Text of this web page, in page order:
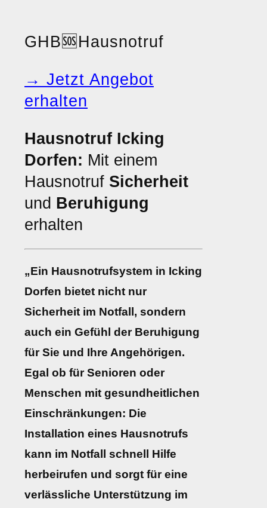
GHB🆘 Hausnotruf
→ Jetzt Angebot
erhalten
Hausnotruf Icking
Dorfen: Mit einem
Hausnotruf Sicherheit
und Beruhigung
erhalten
„Ein Hausnotrufsystem in Icking
Dorfen bietet nicht nur
Sicherheit im Notfall, sondern
auch ein Gefühl der Beruhigung
für Sie und Ihre Angehörigen.
Egal ob für Senioren oder
Menschen mit gesundheitlichen
Einschränkungen: Die
Installation eines Hausnotrufs
kann im Notfall schnell Hilfe
herbeirufen und sorgt für eine
verlässliche Unterstützung im